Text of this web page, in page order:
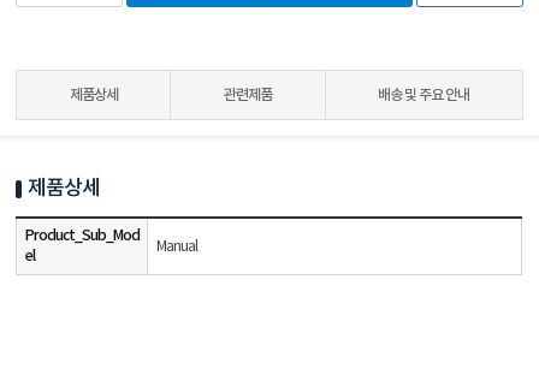
제품상세 관련제품 배송 및 주요 안내
제품상세
Product_Sub_Mod
el
Manual